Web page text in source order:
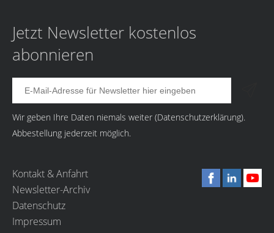
Jetzt Newsletter kostenlos
abonnieren
Wir geben Ihre Daten niemals weiter (Datenschutzerklärung).
Abbestellung jederzeit möglich.
Kontakt & Anfahrt
Newsletter-Archiv
Datenschutz
Impressum